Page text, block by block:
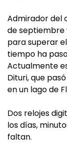
Admirador del
de septiembre
para superar
tiempo ha
Actualmente
Dituri, que
en un lago de
Dos relojes
los días,
faltan.